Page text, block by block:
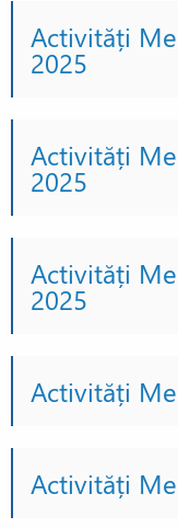
Activități
2025
Activități
2025
Activități
2025
Activități
Activități